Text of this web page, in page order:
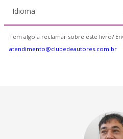
Idioma
Tem algo a reclamar sobre este livro?
atendimento@clubedeautores.com.br